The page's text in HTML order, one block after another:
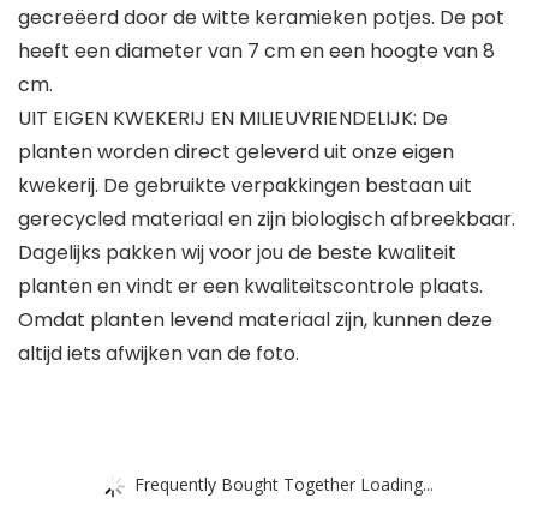
gecreëerd door de witte keramieken potjes. De pot
heeft een diameter van 7 cm en een hoogte van 8
cm.
UIT EIGEN KWEKERIJ EN MILIEUVRIENDELIJK: De
planten worden direct geleverd uit onze eigen
kwekerij. De gebruikte verpakkingen bestaan uit
gerecycled materiaal en zijn biologisch afbreekbaar.
Dagelijks pakken wij voor jou de beste kwaliteit
planten en vindt er een kwaliteitscontrole plaats.
Omdat planten levend materiaal zijn, kunnen deze
altijd iets afwijken van de foto.
Frequently Bought Together Loading...